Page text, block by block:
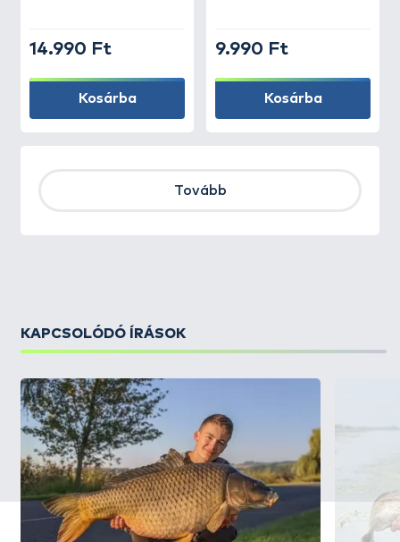
14.990 Ft
Kosárba
9.990 Ft
Kosárba
Tovább
KAPCSOLÓDÓ ÍRÁSOK